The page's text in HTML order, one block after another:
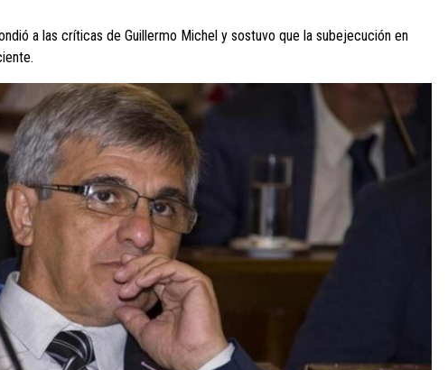
a las críticas de Guillermo Michel y sostuvo que la subejecución en